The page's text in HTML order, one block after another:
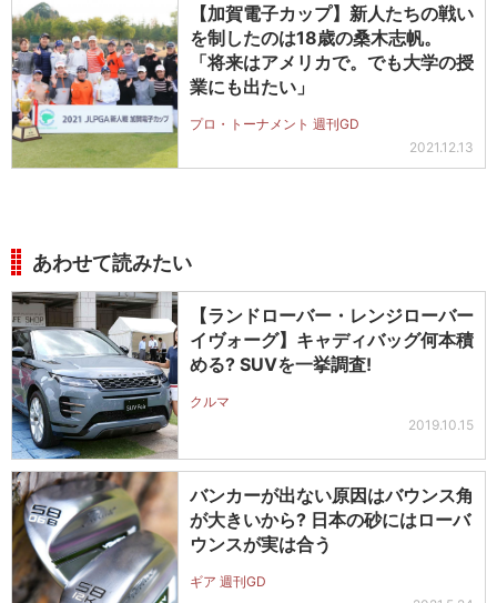
【加賀電子カップ】新人たちの戦い
を制したのは18歳の桑木志帆。
「将来はアメリカで。でも大学の授
業にも出たい」
プロ・トーナメント 週刊GD
2021.12.13
あわせて読みたい
【ランドローバー・レンジローバー
イヴォーグ】キャディバッグ何本積
める? SUVを一挙調査!
クルマ
2019.10.15
バンカーが出ない原因はバウンス角
が大きいから? 日本の砂にはローバ
ウンスが実は合う
ギア 週刊GD